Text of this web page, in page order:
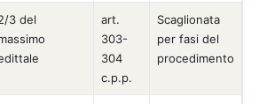
3 del
art.
303-
304
c.p.p.
Scaglionata
per fasi del
procedimento